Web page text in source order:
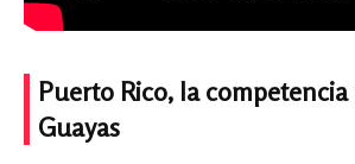
Puerto Rico, la
Guayas